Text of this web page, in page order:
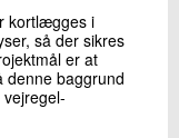
kortlægges i
så der sikres
er at
denne baggrund